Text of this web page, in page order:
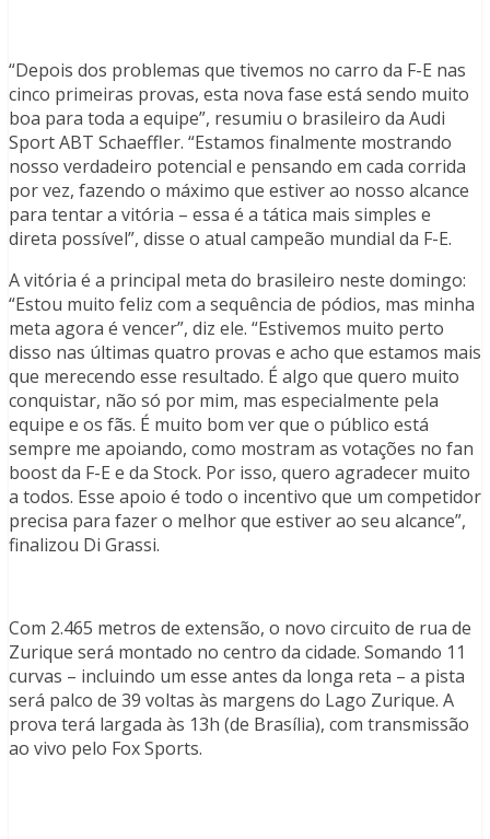
“Depois dos problemas que tivemos no carro da F-E nas
cinco primeiras provas, esta nova fase está sendo muito
boa para toda a equipe”, resumiu o brasileiro da Audi
Sport ABT Schaeffler. “Estamos finalmente mostrando
nosso verdadeiro potencial e pensando em cada corrida
por vez, fazendo o máximo que estiver ao nosso alcance
para tentar a vitória – essa é a tática mais simples e
direta possível”, disse o atual campeão mundial da F-E.
A vitória é a principal meta do brasileiro neste domingo:
“Estou muito feliz com a sequência de pódios, mas minha
meta agora é vencer”, diz ele. “Estivemos muito perto
disso nas últimas quatro provas e acho que estamos mais
que merecendo esse resultado. É algo que quero muito
conquistar, não só por mim, mas especialmente pela
equipe e os fãs. É muito bom ver que o público está
sempre me apoiando, como mostram as votações no fan
boost da F-E e da Stock. Por isso, quero agradecer muito
a todos. Esse apoio é todo o incentivo que um competidor
precisa para fazer o melhor que estiver ao seu alcance”,
finalizou Di Grassi.
Com 2.465 metros de extensão, o novo circuito de rua de
Zurique será montado no centro da cidade. Somando 11
curvas – incluindo um esse antes da longa reta – a pista
será palco de 39 voltas às margens do Lago Zurique. A
prova terá largada às 13h (de Brasília), com transmissão
ao vivo pelo Fox Sports.